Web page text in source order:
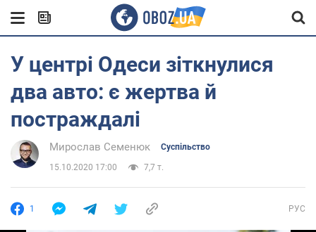
У центрі Одеси зіткнулися
два авто: є жертва й
постраждалі
Мирослав Семенюк Суспільство
15.10.2020 17:00 7,7 т.
1 РУС